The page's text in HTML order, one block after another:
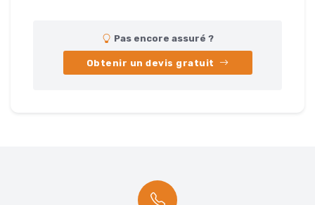
Pas encore assuré ?
Obtenir un devis gratuit